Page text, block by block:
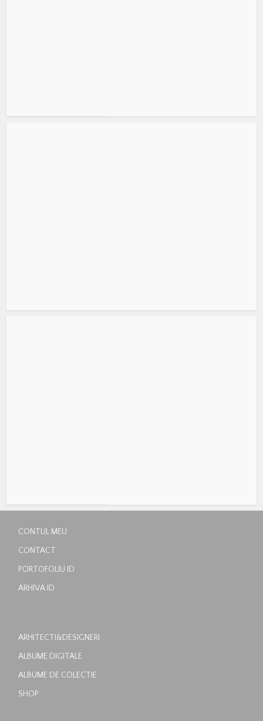
CONTUL MEU
CONTACT
PORTOFOLIU ID
ARHIVA ID
ARHITECTI&DESIGNERI
ALBUME DIGITALE
ALBUME DE COLECTIE
SHOP